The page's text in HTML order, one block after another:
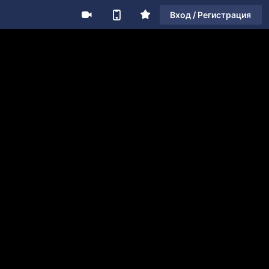
Вход / Регистрация